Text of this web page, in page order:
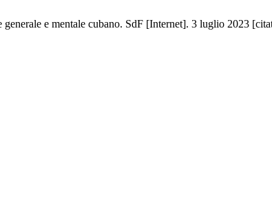
e mentale cubano. SdF [Internet]. 3 luglio 2023